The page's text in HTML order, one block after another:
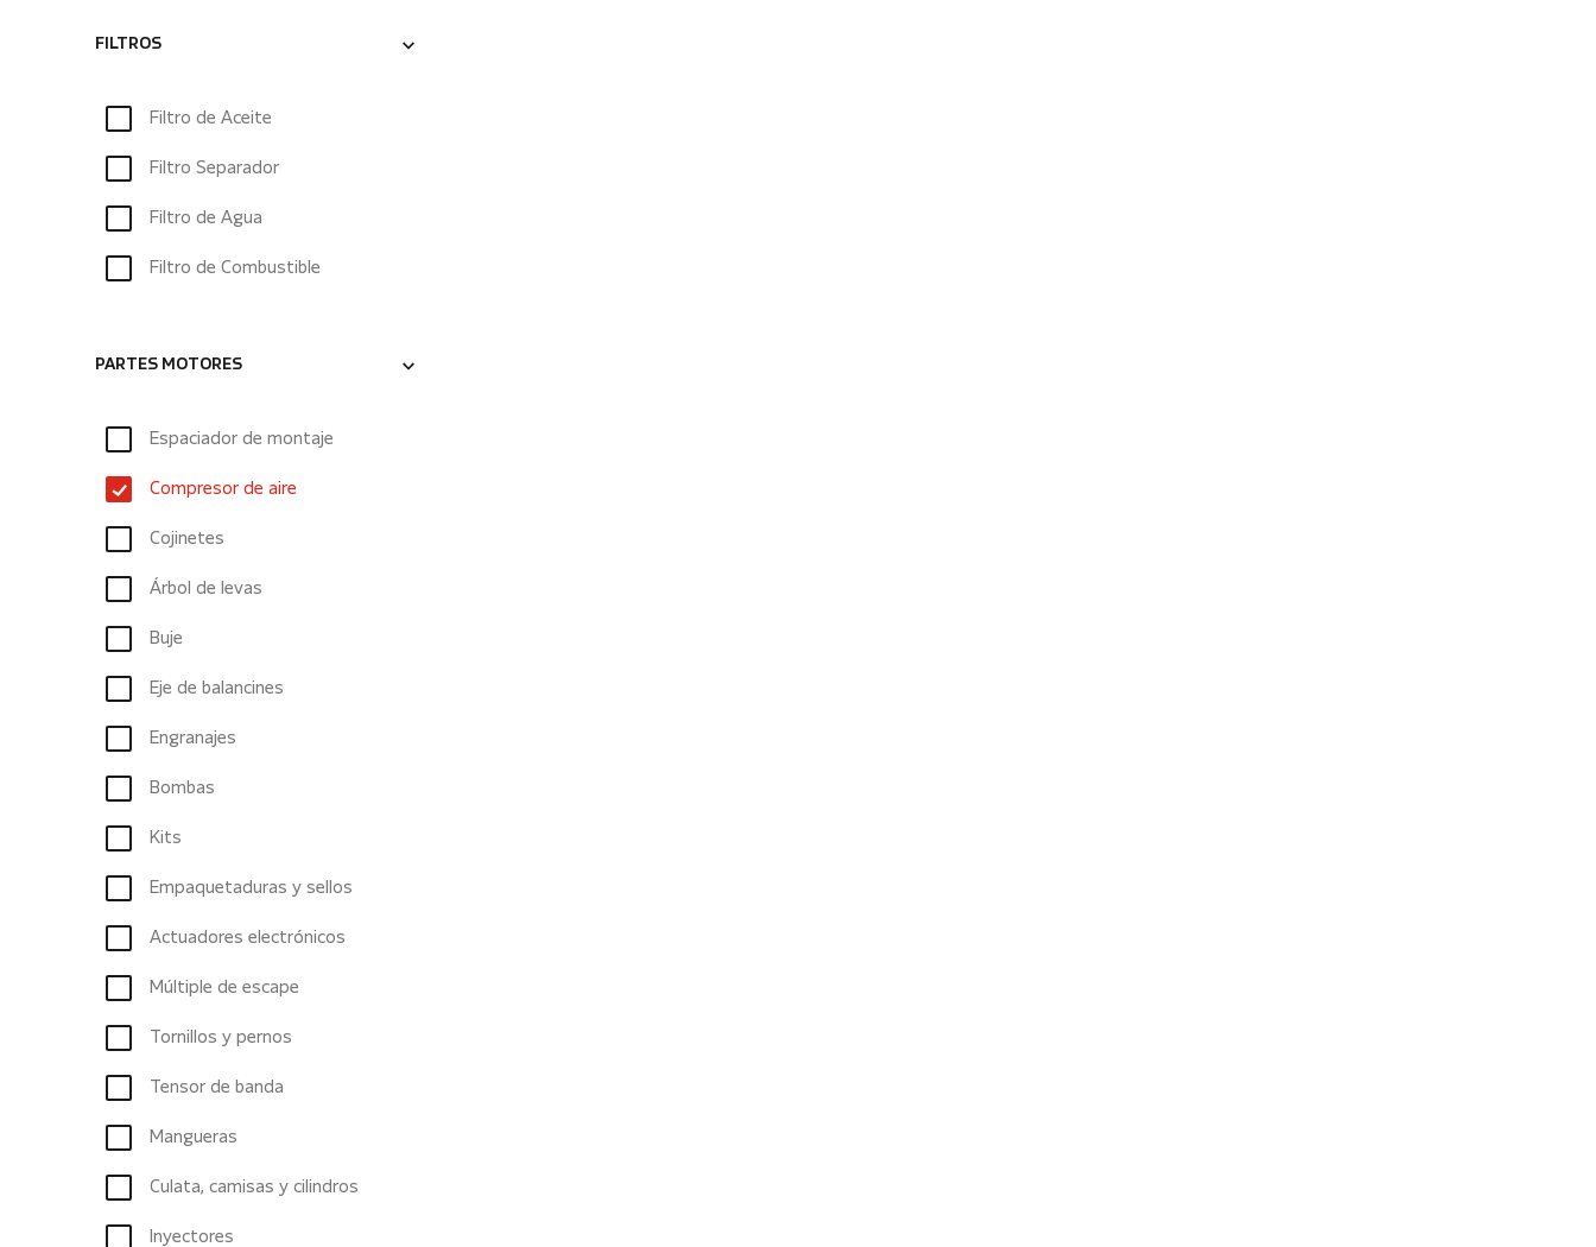
FILTROS
Filtro de Aceite
Filtro Separador
Filtro de Agua
Filtro de Combustible
PARTES MOTORES
Espaciador de montaje
Compresor de aire
Cojinetes
Árbol de levas
Buje
Eje de balancines
Engranajes
Bombas
Kits
Empaquetaduras y sellos
Actuadores electrónicos
Múltiple de escape
Tornillos y pernos
Tensor de banda
Mangueras
Culata, camisas y cilindros
Inyectores